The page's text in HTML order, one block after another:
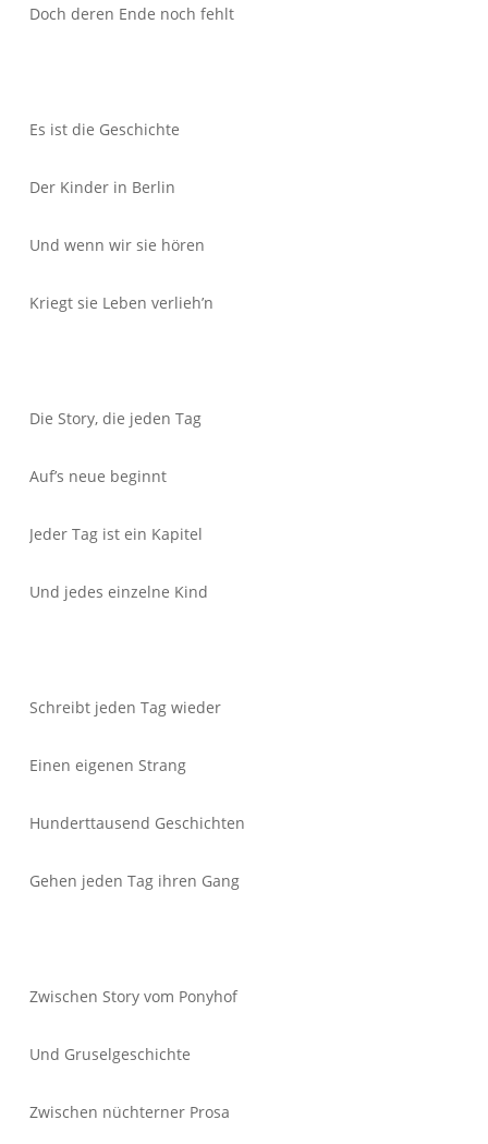
Doch deren Ende noch fehlt
Es ist die Geschichte
Der Kinder in Berlin
Und wenn wir sie hören
Kriegt sie Leben verlieh’n
Die Story, die jeden Tag
Auf’s neue beginnt
Jeder Tag ist ein Kapitel
Und jedes einzelne Kind
Schreibt jeden Tag wieder
Einen eigenen Strang
Hunderttausend Geschichten
Gehen jeden Tag ihren Gang
Zwischen Story vom Ponyhof
Und Gruselgeschichte
Zwischen nüchterner Prosa